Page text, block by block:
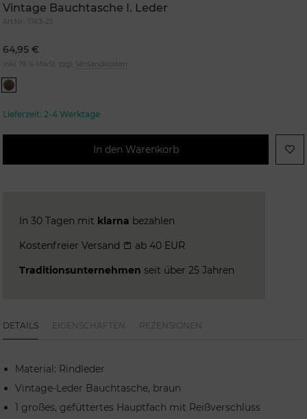
Vintage Bauchtasche I. Leder
Art.Nr.: 1743-25
64,95 €
inkl. 19 % MwSt. zzgl. Versandkosten
Lieferzeit: 2-4 Werktage
In den Warenkorb
In 30 Tagen mit klarna bezahlen
Kostenfreier Versand
ab 40 EUR
Traditionsunternehmen seit über 25 Jahren
DETAILS EIGENSCHAFTEN REZENSIONEN
Material: Rindleder
Vintage-Leder Bauchtasche, braun
1 großes, gefüttertes Hauptfach mit Reißverschluss